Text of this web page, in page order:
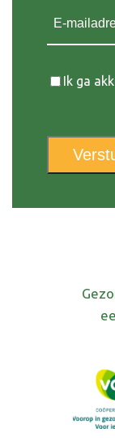
Instemming
Ik ga